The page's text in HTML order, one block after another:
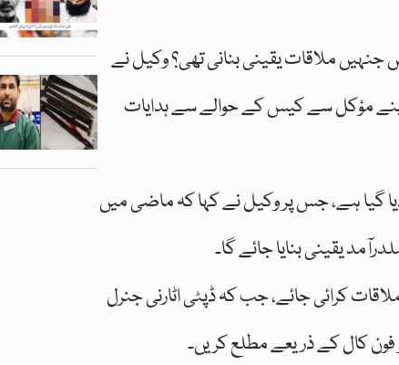
ملاقات یقینی بنانی تھی؟ وکیل نے
اپنے مؤکل سے کیس کے حوالے سے ہدایات
گیا ہے، جس پر وکیل نے کہا کہ ماضی میں
یقینی بنایا جائے گا۔
کرائی جائے، جب کہ ڈپٹی اٹارنی جنرل
فون کال کے ذریعے مطلع کریں۔